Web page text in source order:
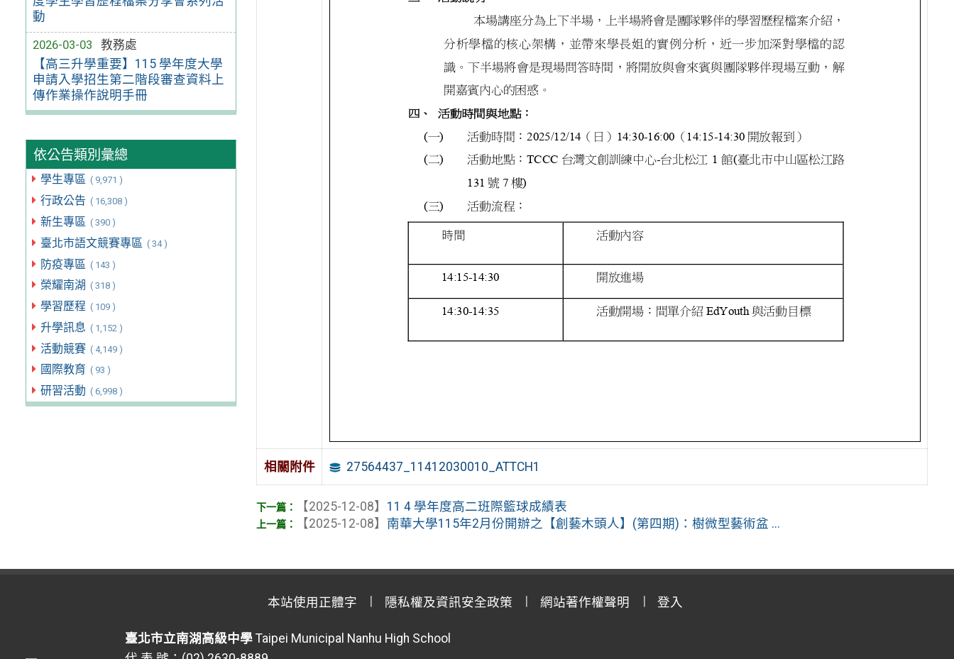
動
2026-03-03
教務處
【高三升學重要】115 學年度大學
申請入學招生第二階段審查資料上
傳作業操作說明手冊
依公告類別彙總
學生專區 ( 9,971 )
行政公告 ( 16,308 )
新生專區 ( 390 )
臺北市語文競賽專區 ( 34 )
防疫專區 ( 143 )
榮耀南湖 ( 318 )
學習歷程 ( 109 )
升學訊息 ( 1,152 )
活動競賽 ( 4,149 )
國際教育 ( 93 )
研習活動 ( 6,998 )
相關附件 27564437_11412030010_ATTCH1
【2025-12-08】 11 4 學年度高二班際籃球成績表
【2025-12-08】 南華大學115年2月份開辦之【創藝木頭人】(第四期)：樹微型藝術盆 ...
本站使用正體字 隱私權及資訊安全政策 網站著作權聲明 登入
臺北市立南湖高級中學 Taipei Municipal Nanhu High School